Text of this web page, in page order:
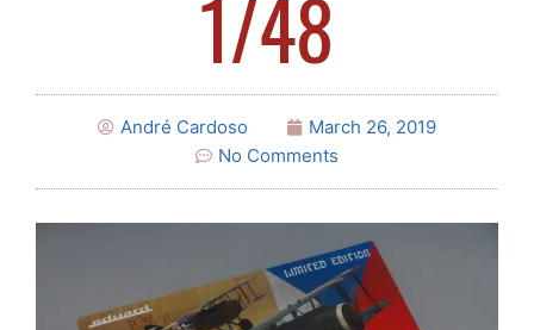
1/48
André Cardoso
March 26, 2019
No Comments